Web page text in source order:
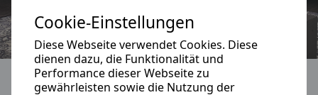
Cookie-Einstellungen
Diese Webseite verwendet Cookies. Diese
dienen dazu, die Funktionalität und
Performance dieser Webseite zu
gewährleisten sowie die Nutzung der